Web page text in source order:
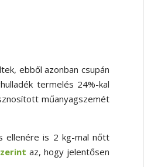
ebből azonban csupán
termelés 24%-kal
műanyagszemét
ellenére is 2 kg-mal nőtt
az, hogy jelentősen